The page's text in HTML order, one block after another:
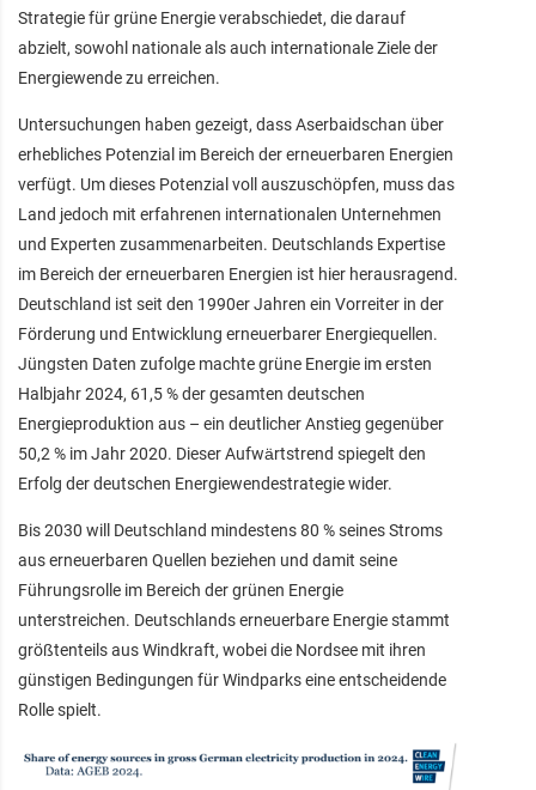
Strategie für grüne Energie verabschiedet, die darauf
abzielt, sowohl nationale als auch internationale Ziele der
Energiewende zu erreichen.
Untersuchungen haben gezeigt, dass Aserbaidschan über
erhebliches Potenzial im Bereich der erneuerbaren Energien
verfügt. Um dieses Potenzial voll auszuschöpfen, muss das
Land jedoch mit erfahrenen internationalen Unternehmen
und Experten zusammenarbeiten. Deutschlands Expertise
im Bereich der erneuerbaren Energien ist hier herausragend.
Deutschland ist seit den 1990er Jahren ein Vorreiter in der
Förderung und Entwicklung erneuerbarer Energiequellen.
Jüngsten Daten zufolge machte grüne Energie im ersten
Halbjahr 2024, 61,5 % der gesamten deutschen
Energieproduktion aus – ein deutlicher Anstieg gegenüber
50,2 % im Jahr 2020. Dieser Aufwärtstrend spiegelt den
Erfolg der deutschen Energiewendestrategie wider.
Bis 2030 will Deutschland mindestens 80 % seines Stroms
aus erneuerbaren Quellen beziehen und damit seine
Führungsrolle im Bereich der grünen Energie
unterstreichen. Deutschlands erneuerbare Energie stammt
größtenteils aus Windkraft, wobei die Nordsee mit ihren
günstigen Bedingungen für Windparks eine entscheidende
Rolle spielt.